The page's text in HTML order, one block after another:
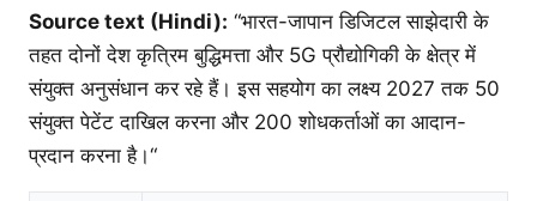
Source text (Hindi): “भारत-जापान डिजिटल साझेदारी के
तहत दोनों देश कृत्रिम बुद्धिमत्ता और 5G प्रौद्योगिकी के क्षेत्र में
संयुक्त अनुसंधान कर रहे हैं। इस सहयोग का लक्ष्य 2027 तक 50
संयुक्त पेटेंट दाखिल करना और 200 शोधकर्ताओं का आदान-
प्रदान करना है।“